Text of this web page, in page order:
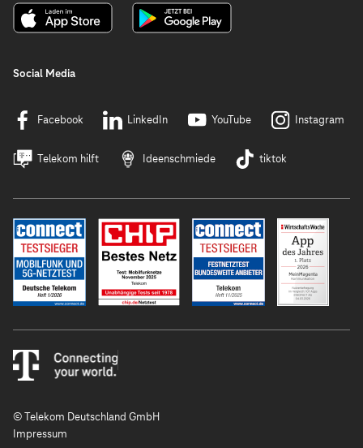
Social Media
Facebook LinkedIn YouTube Instagram
Telekom hilft Ideenschmiede tiktok
© Telekom Deutschland GmbH
Impressum